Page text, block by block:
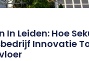
In Leiden: Hoe
Innovatie